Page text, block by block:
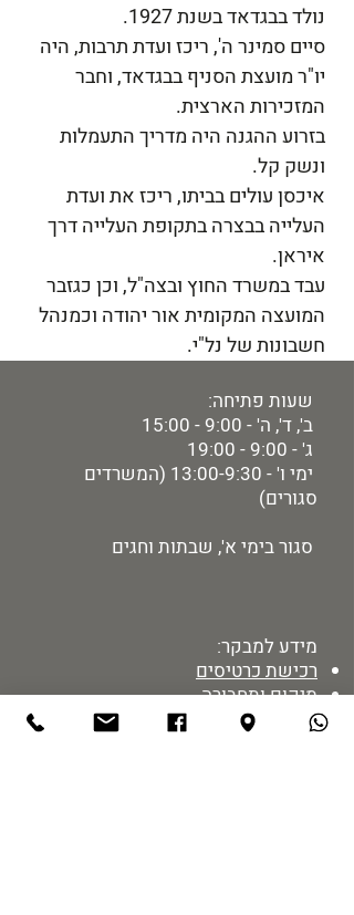
נולד בבגדאד בשנת 1927.
סיים סמינר ה', ריכז ועדת תרבות, היה
יו"ר מועצת הסניף בבגדאד, וחבר
המזכירות הארצית.
בזרוע ההגנה היה מדריך התעמלות
ונשק קל.
איכסן עולים בביתו, ריכז את ועדת
העלייה בבצרה בתקופת העלייה דרך
איראן.
עבד במשרד החוץ ובצה"ל, וכן כגזבר
המועצה המקומית אור יהודה וכמנהל
חשבונות של נל"י.
שעות פתיחה:
ב', ד', ה' - 9:00 - 15:00
ג' - 9:00 - 19:00
ימי ו' - 13:00-9:30 (המשרדים
סגורים)
סגור בימי א', שבתות וחגים
מידע למבקר:
רכישת כרטיסים
מיקום ותחבורה
הזמנת הדרכות